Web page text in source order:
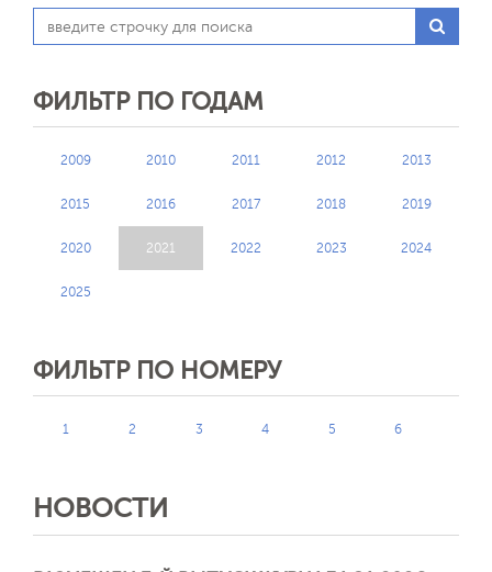
ФИЛЬТР ПО ГОДАМ
2009 2010 2011 2012 2013
2015 2016 2017 2018 2019
2020 2021 2022 2023 2024
2025
ФИЛЬТР ПО НОМЕРУ
1 2 3 4 5 6
НОВОСТИ